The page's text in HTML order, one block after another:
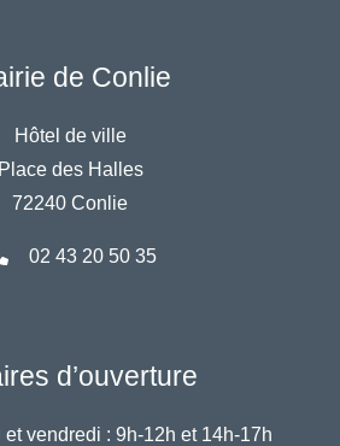
de Conlie
Hôtel de ville
Place des Halles
72240 Conlie
02 43 20 50 35
d’ouverture
et vendredi : 9h-12h et 14h-17h